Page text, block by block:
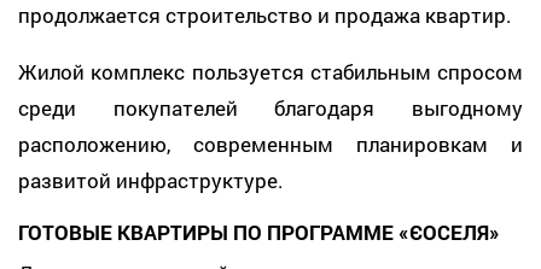
продолжается строительство и продажа квартир.
Жилой комплекс пользуется стабильным спросом
среди покупателей благодаря выгодному
расположению, современным планировкам и
развитой инфраструктуре.
ГОТОВЫЕ КВАРТИРЫ ПО ПРОГРАММЕ «ЄОСЕЛЯ»